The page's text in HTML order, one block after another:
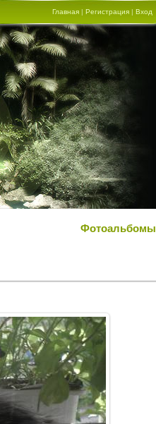
Главная | Регистрация | Вход
Фотоальбомы